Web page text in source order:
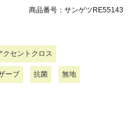
商品番号：サンゲツRE55143
クセントクロス
ーブ 抗菌 無地